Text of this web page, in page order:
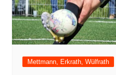
Mettmann, Erkrath, Wülfrath